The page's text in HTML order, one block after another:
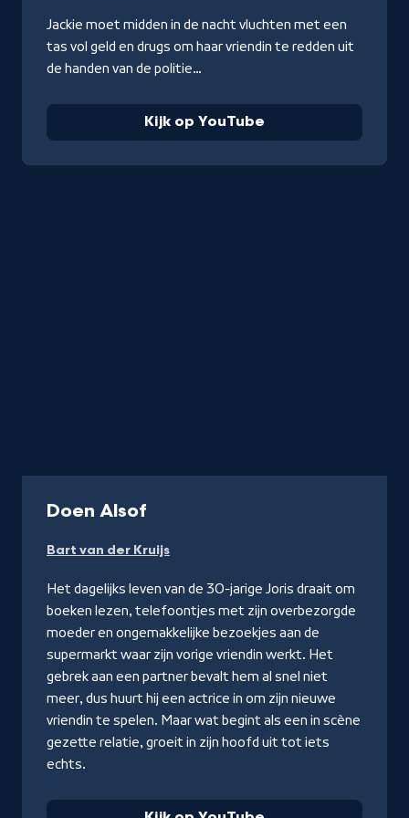
YouTube
Jackie moet midden in de nacht vluchten met een
tas vol geld en drugs om haar vriendin te redden uit
de handen van de politie…
Kijk op YouTube
Doen Alsof-
op
YouTube
Bart van der Kruijs
Het dagelijks leven van de 30-jarige Joris draait om
boeken lezen, telefoontjes met zijn overbezorgde
moeder en ongemakkelijke bezoekjes aan de
supermarkt waar zijn vorige vriendin werkt. Het
gebrek aan een partner bevalt hem al snel niet
meer, dus huurt hij een actrice in om zijn nieuwe
vriendin te spelen. Maar wat begint als een in scène
gezette relatie, groeit in zijn hoofd uit tot iets
echts.